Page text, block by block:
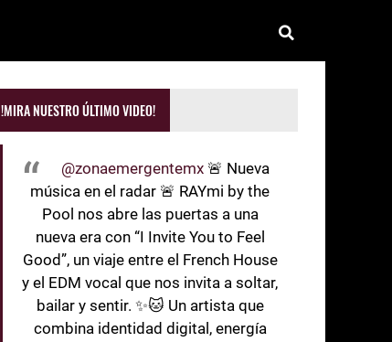
!MIRA NUESTRO ÚLTIMO VIDEO!
@zonaemergentemx 🚨 Nueva
música en el radar 🚨 RAYmi by the
Pool nos abre las puertas a una
nueva era con “I Invite You to Feel
Good”, un viaje entre el French House
y el EDM vocal que nos invita a soltar,
bailar y sentir. ✨🐱 Un artista que
combina identidad digital, energía